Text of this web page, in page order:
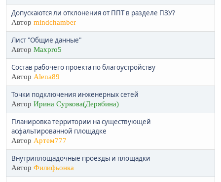
Допускаются ли отклонения от ППТ в разделе ПЗУ?
Автор mindchamber
Лист "Общие данные"
Автор Maxpro5
Состав рабочего проекта по благоустройству
Автор Alena89
Точки подключения инженерных сетей
Автор Ирина Суркова(Дерябина)
Планировка территории на существующей
асфальтированной площадке
Автор Артем777
Внутриплощадочные проезды и площадки
Автор Филифьонка